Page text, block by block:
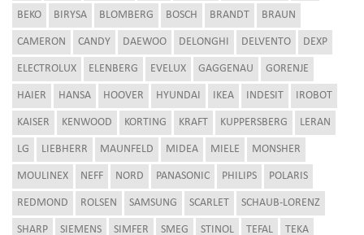
BEKO BIRYSA BLOMBERG BOSCH BRANDT BRAUN
CAMERON CANDY DAEWOO DELONGHI DELVENTO DEXP
ELECTROLUX ELENBERG EVELUX GAGGENAU GORENJE
HAIER HANSA HOOVER HYUNDAI IKEA INDESIT IROBOT
KAISER KENWOOD KORTING KRAFT KUPPERSBERG LERAN
LG LIEBHERR MAUNFELD MIDEA MIELE MONSHER
MOULINEX NEFF NORD PANASONIC PHILIPS POLARIS
REDMOND ROLSEN SAMSUNG SCARLET SCHAUB-LORENZ
SHARP SIEMENS SIMFER SMEG STINOL TEFAL TEKA